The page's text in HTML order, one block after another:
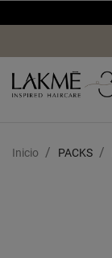
Inicio PACKS